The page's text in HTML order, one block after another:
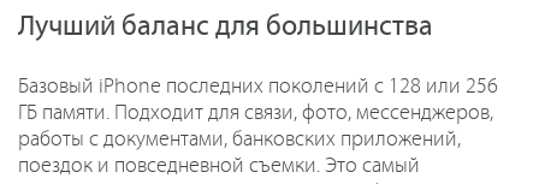
Лучший баланс для большинства
Базовый iPhone последних поколений с 128 или 256
ГБ памяти. Подходит для связи, фото, мессенджеров,
работы с документами, банковских приложений,
поездок и повседневной съемки. Это самый